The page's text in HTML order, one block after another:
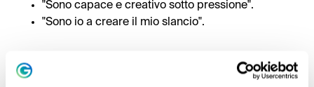
"Sono capace e creativo sotto pressione".
"Sono io a creare il mio slancio".
La ripetizione lo lega a sé. L'emozione lo rende reale.